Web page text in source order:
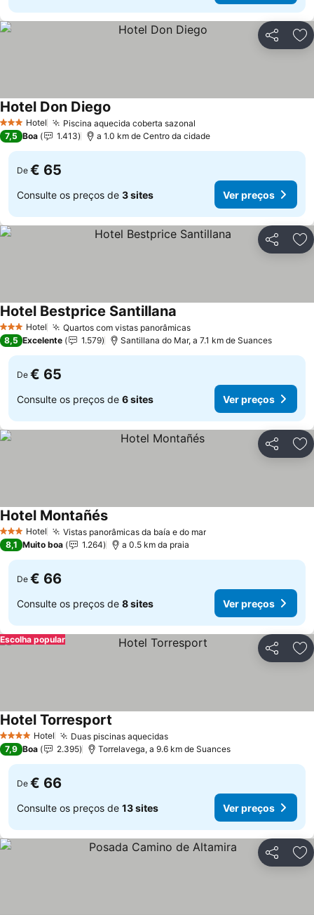
Partilhar
3 EstrelasHotel Piscina aquecida coberta sazonal
Hotel Don Diego
7,5 Boa 1.413 a 1.0 km de Centro da cidade
De € 65
Consulte os preços de 3 sites Ver preços
Partilhar
3 EstrelasHotel Quartos com vistas panorâmicasVer preços
Hotel Bestprice Santillana
8,5 Excelente 1.579 Santillana do Mar, a 7.1 km de Suances
De € 65
Consulte os preços de 6 sites Ver preços
Partilhar
3 EstrelasHotel Vistas panorâmicas da baía e do marVer preços
Hotel MontañésVer preços
8,1 Muito boa 1.264 a 0.5 km da praia
De € 66
Consulte os preços de 8 sites Ver preços
Partilhar
Escolha popular
4 EstrelasHotel Duas piscinas aquecidasVer preços
Hotel Torresport
7,9 Boa 2.395 Torrelavega, a 9.6 km de Suances
De € 66
Consulte os preços de 13 sites Ver preços
Partilhar